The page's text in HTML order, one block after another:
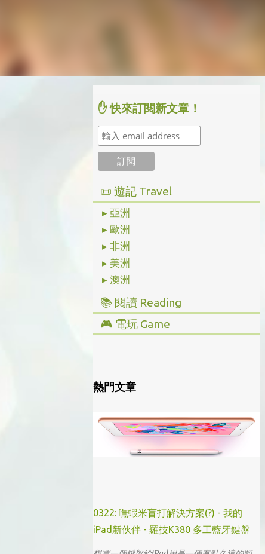
✋ 快來訂閱新文章！
📜 遊記 Travel
▸ 亞洲
▸ 歐洲
▸ 非洲
▸ 美洲
▸ 澳洲
📚 閱讀 Reading
▸ 投資理財
▸ 藝術設計
🎮 電玩 Game
熱門文章
0322: 嘸蝦米盲打解決方案(?) - 我的
iPad新伙伴 - 羅技K380 多工藍牙鍵盤